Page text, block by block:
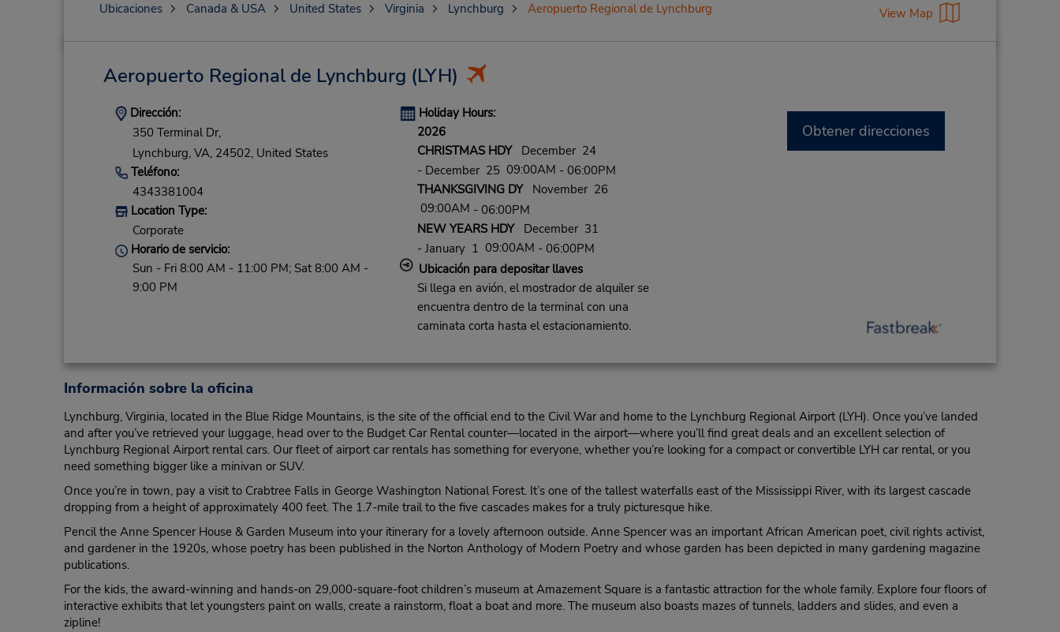
Ubicaciones Canada & USA United States Virginia Lynchburg Aeropuerto Regional de Lynchburg View Map
Aeropuerto Regional de Lynchburg (LYH)
Dirección:
350 Terminal Dr,
Lynchburg, VA, 24502, United States
Teléfono:
4343381004
Location Type:
Corporate
Horario de servicio:
Sun - Fri 8:00 AM - 11:00 PM; Sat 8:00 AM -
9:00 PM
Holiday Hours:
2026
CHRISTMAS HDYDecember 24
- December 2509:00AM - 06:00PM
THANKSGIVING DYNovember 26
09:00AM - 06:00PM
NEW YEARS HDYDecember 31
- January 1 09:00AM - 06:00PM
Ubicación para depositar llaves
Si llega en avión, el mostrador de alquiler se
encuentra dentro de la terminal con una
caminata corta hasta el estacionamiento.
Obtener direcciones
Información sobre la oficina
Lynchburg, Virginia, located in the Blue Ridge Mountains, is the site of the official end to the Civil War and home to the Lynchburg Regional Airport (LYH). Once you’ve landed
and after you’ve retrieved your luggage, head over to the Budget Car Rental counter—located in the airport—where you’ll find great deals and an excellent selection of
Lynchburg Regional Airport rental cars. Our fleet of airport car rentals has something for everyone, whether you’re looking for a compact or convertible LYH car rental, or you
need something bigger like a minivan or SUV.
Once you’re in town, pay a visit to Crabtree Falls in George Washington National Forest. It’s one of the tallest waterfalls east of the Mississippi River, with its largest cascade
dropping from a height of approximately 400 feet. The 1.7-mile trail to the five cascades makes for a truly picturesque hike.
Pencil the Anne Spencer House & Garden Museum into your itinerary for a lovely afternoon outside. Anne Spencer was an important African American poet, civil rights activist,
and gardener in the 1920s, whose poetry has been published in the Norton Anthology of Modern Poetry and whose garden has been depicted in many gardening magazine
publications.
For the kids, the award-winning and hands-on 29,000-square-foot children’s museum at Amazement Square is a fantastic attraction for the whole family. Explore four floors of
interactive exhibits that let youngsters paint on walls, create a rainstorm, float a boat and more. The museum also boasts mazes of tunnels, ladders and slides, and even a
zipline!